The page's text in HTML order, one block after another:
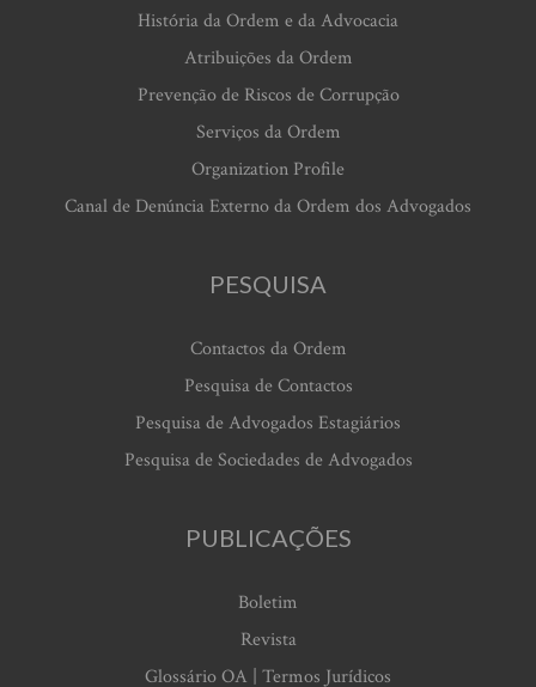
História da Ordem e da Advocacia
Atribuições da Ordem
Prevenção de Riscos de Corrupção
Serviços da Ordem
Organization Profile
Canal de Denúncia Externo da Ordem dos Advogados
PESQUISA
Contactos da Ordem
Pesquisa de Contactos
Pesquisa de Advogados Estagiários
Pesquisa de Sociedades de Advogados
PUBLICAÇÕES
Boletim
Revista
Glossário OA | Termos Jurídicos